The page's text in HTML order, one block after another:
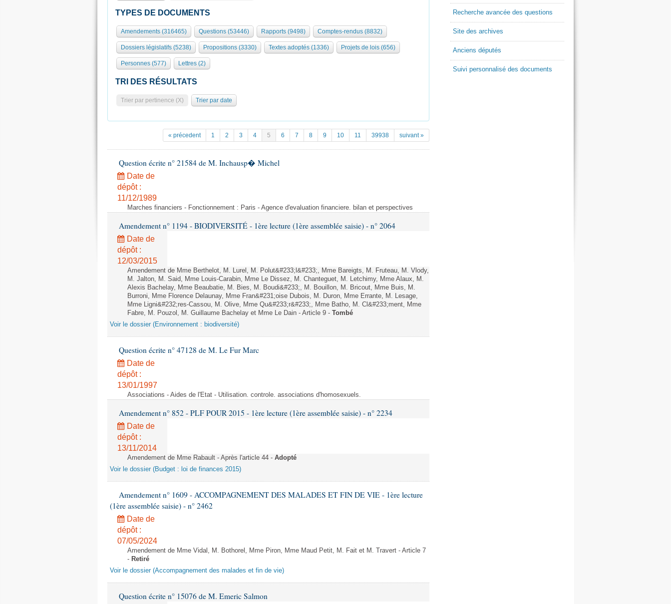
TYPES DE DOCUMENTS
Amendements (316465) Questions (53446) Rapports (9498) Comptes-rendus (8832)
Dossiers législatifs (5238) Propositions (3330) Textes adoptés (1336) Projets de lois (656)
Personnes (577) Lettres (2)
TRI DES RÉSULTATS
Trier par pertinence (X) Trier par date
« précedent 1 2 3 4 5 6 7 8 9 10 11 39938 suivant »
Question écrite n° 21584 de M. Inchausp� Michel
Date de
dépôt :
11/12/1989
Marches financiers - Fonctionnement : Paris - Agence d'evaluation financiere. bilan et perspectives
Amendement n° 1194 - BIODIVERSITÉ - 1ère lecture (1ère assemblée saisie) - n° 2064
Date de
dépôt :
12/03/2015
Amendement de Mme Berthelot, M. Lurel, M. Polut&#233;l&#233;, Mme Bareigts, M. Fruteau, M. Vlody,
M. Jalton, M. Said, Mme Louis-Carabin, Mme Le Dissez, M. Chanteguet, M. Letchimy, Mme Alaux, M.
Alexis Bachelay, Mme Beaubatie, M. Bies, M. Boudi&#233;, M. Bouillon, M. Bricout, Mme Buis, M.
Burroni, Mme Florence Delaunay, Mme Fran&#231;oise Dubois, M. Duron, Mme Errante, M. Lesage,
Mme Ligni&#232;res-Cassou, M. Olive, Mme Qu&#233;r&#233;, Mme Batho, M. Cl&#233;ment, Mme
Fabre, M. Pouzol, M. Guillaume Bachelay et Mme Le Dain - Article 9 - Tombé
Voir le dossier (Environnement : biodiversité)
Question écrite n° 47128 de M. Le Fur Marc
Date de
dépôt :
13/01/1997
Associations - Aides de l'Etat - Utilisation. controle. associations d'homosexuels.
Amendement n° 852 - PLF POUR 2015 - 1ère lecture (1ère assemblée saisie) - n° 2234
Date de
dépôt :
13/11/2014
Amendement de Mme Rabault - Après l'article 44 - Adopté
Voir le dossier (Budget : loi de finances 2015)
Amendement n° 1609 - ACCOMPAGNEMENT DES MALADES ET FIN DE VIE - 1ère lecture
(1ère assemblée saisie) - n° 2462
Date de
dépôt :
07/05/2024
Amendement de Mme Vidal, M. Bothorel, Mme Piron, Mme Maud Petit, M. Fait et M. Travert - Article 7
- Retiré
Voir le dossier (Accompagnement des malades et fin de vie)
Question écrite n° 15076 de M. Emeric Salmon
Recherche avancée des questions
Site des archives
Anciens députés
Suivi personnalisé des documents